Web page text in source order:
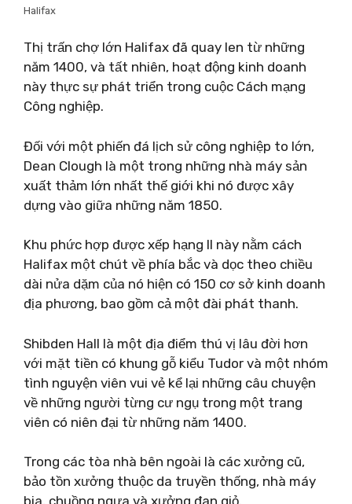
Halifax
Thị trấn chợ lớn Halifax đã quay len từ những
năm 1400, và tất nhiên, hoạt động kinh doanh
này thực sự phát triển trong cuộc Cách mạng
Công nghiệp.
Đối với một phiến đá lịch sử công nghiệp to lớn,
Dean Clough là một trong những nhà máy sản
xuất thảm lớn nhất thế giới khi nó được xây
dựng vào giữa những năm 1850.
Khu phức hợp được xếp hạng II này nằm cách
Halifax một chút về phía bắc và dọc theo chiều
dài nửa dặm của nó hiện có 150 cơ sở kinh doanh
địa phương, bao gồm cả một đài phát thanh.
Shibden Hall là một địa điểm thú vị lâu đời hơn
với mặt tiền có khung gỗ kiểu Tudor và một nhóm
tình nguyện viên vui vẻ kể lại những câu chuyện
về những người từng cư ngụ trong một trang
viên có niên đại từ những năm 1400.
Trong các tòa nhà bên ngoài là các xưởng cũ,
bảo tồn xưởng thuộc da truyền thống, nhà máy
bia, chuồng ngựa và xưởng đan giỏ.